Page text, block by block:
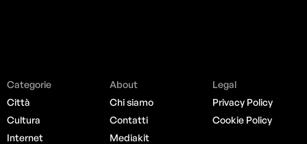
Categorie
Città
Cultura
Internet
About
Chi siamo
Contatti
Mediakit
Legal
Privacy Policy
Cookie Policy